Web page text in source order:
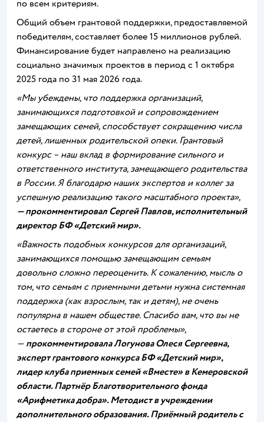
по всем критериям.
Общий объем грантовой поддержки, предоставляемой
победителям, составляет более 15 миллионов рублей.
Финансирование будет направлено на реализацию
социально значимых проектов в период с 1 октября
2025 года по 31 мая 2026 года.
«Мы убеждены, что поддержка организаций,
занимающихся подготовкой и сопровождением
замещающих семей, способствует сокращению числа
детей, лишенных родительской опеки. Грантовый
конкурс – наш вклад в формирование сильного и
ответственного института, замещающего родительства
в России. Я благодарю наших экспертов и коллег за
успешную реализацию такого масштабного проекта»,
— прокомментировал Сергей Павлов, исполнительный
директор БФ «Детский мир».
«Важность подобных конкурсов для организаций,
занимающихся помощью замещающим семьям
довольно сложно переоценить. К сожалению, мысль о
том, что семьям с приемными детьми нужна системная
поддержка (как взрослым, так и детям), не очень
популярна в нашем обществе. Спасибо вам, что вы не
остаетесь в стороне от этой проблемы»,
— прокомментировала Логунова Олеся Сергеевна,
эксперт грантового конкурса БФ «Детский мир»,
лидер клуба приемных семей «Вместе» в Кемеровской
области. Партнёр Благотворительного фонда
«Арифметика добра». Методист в учреждении
дополнительного образования. Приёмный родитель с